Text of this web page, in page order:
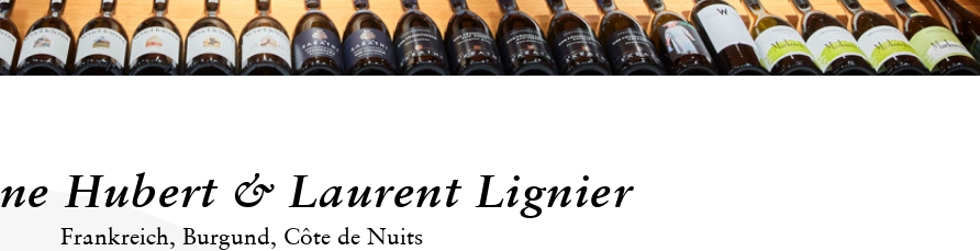
Hubert & Laurent Lignier
Frankreich, Burgund, Côte de Nuits